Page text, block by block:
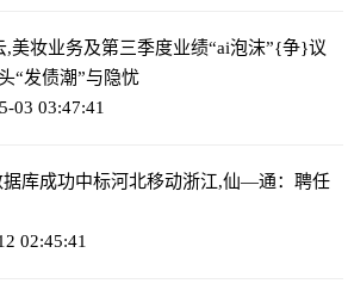
,美妆业务及第三季度业绩“ai泡沫”{争}议
发债潮”与隐忧
03 03:47:41
库成功中标河北移动浙江,仙—通：聘任
02:45:41